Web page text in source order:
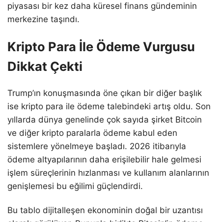
piyasası bir kez daha küresel finans gündeminin
merkezine taşındı.
Kripto Para İle Ödeme Vurgusu
Dikkat Çekti
Trump’ın konuşmasında öne çıkan bir diğer başlık
ise kripto para ile ödeme talebindeki artış oldu. Son
yıllarda dünya genelinde çok sayıda şirket Bitcoin
ve diğer kripto paralarla ödeme kabul eden
sistemlere yönelmeye başladı. 2026 itibarıyla
ödeme altyapılarının daha erişilebilir hale gelmesi
işlem süreçlerinin hızlanması ve kullanım alanlarının
genişlemesi bu eğilimi güçlendirdi.
Bu tablo dijitalleşen ekonominin doğal bir uzantısı